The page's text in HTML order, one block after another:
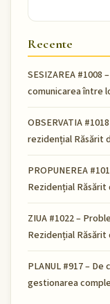
Recente
SESIZAREA
comunicarea între
OBSERVATIA
rezidențial Răsărit
PROPUNEREA
Rezidențial Răsărit
ZIUA #1022 –
Rezidențial Răsărit
PLANUL #917 –
gestionarea